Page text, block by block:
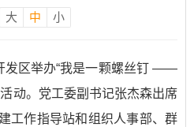
大 中 小
发区举办“我是一颗螺丝钉 ——
动。党工委副书记张杰森出席
工作指导站和组织人事部、群